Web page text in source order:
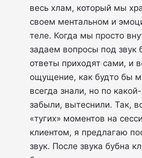
весь хлам, который мы
своем ментальном и
теле. Когда мы просто
задаем вопросы под звук
ответы приходят сами, и
ощущение, как будто бы
всегда знали, но по
забыли, вытеснили. Так,
«тугих» моментов на
клиентом, я предлагаю
звук. После звука бубна